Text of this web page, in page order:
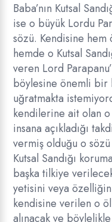
Baba’nın Kutsal
ise o büyük Lordu
sözü. Kendisine hem
hemde o Kutsal
veren Lord
böylesine önemli bir
uğratmakta
kendilerine ait olan
insana açıkladığı
vermiş olduğu o
Kutsal Sandığı
başka tilkiye
yetisini veya
kendisine verilen o
alınacak ve